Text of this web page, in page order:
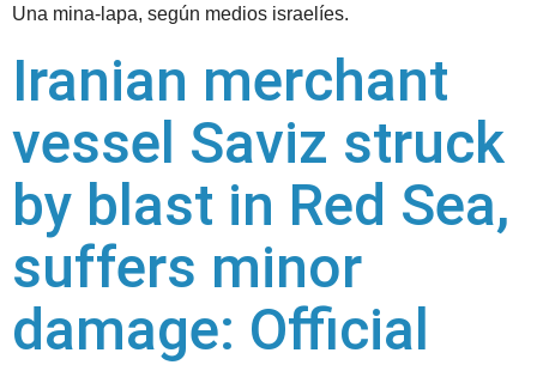
Una mina-lapa, según medios israelíes.
Iranian merchant
vessel Saviz struck
by blast in Red Sea,
suffers minor
damage: Official